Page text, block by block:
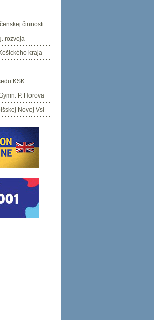
činnosti
rozvoja
kraja
KSK
P. Horova
Novej Vsi